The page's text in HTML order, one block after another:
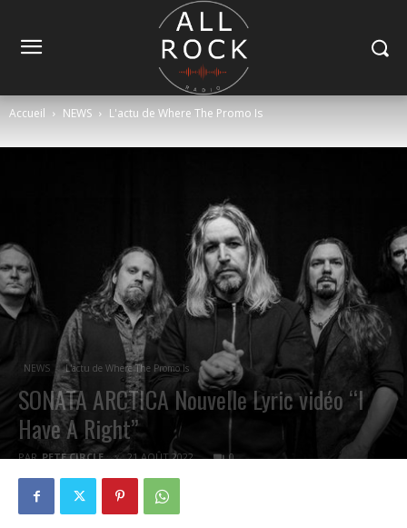
Accueil NEWS L'actu de Where The Promo Is
NEWS L'actu de Where The Promo Is
SONATA ARCTICA Nouvelle Lyric vidéo “I
Have A Right”
PAR PETE CIRCLE 21 AOÛT 2022 0